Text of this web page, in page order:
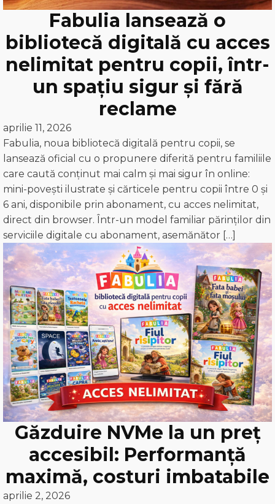
Fabulia lansează o
bibliotecă digitală cu acces
nelimitat pentru copii, într-
un spațiu sigur și fără
reclame
aprilie 11, 2026
Fabulia, noua bibliotecă digitală pentru copii, se
lansează oficial cu o propunere diferită pentru familiile
care caută conținut mai calm și mai sigur în online:
mini-povești ilustrate și cărticele pentru copii între 0 și
6 ani, disponibile prin abonament, cu acces nelimitat,
direct din browser. Într-un model familiar părinților din
serviciile digitale cu abonament, asemănător […]
Găzduire NVMe la un preț
accesibil: Performanță
maximă, costuri imbatabile
aprilie 2, 2026